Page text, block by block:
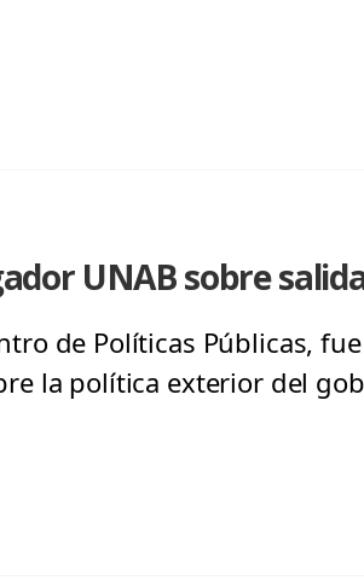
UNAB sobre
de Políticas Públicas,
la política exterior del